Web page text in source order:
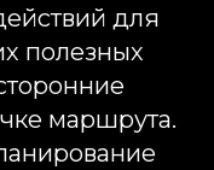
для
полезных
маршрута.